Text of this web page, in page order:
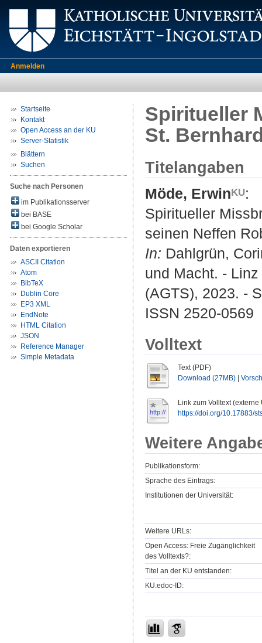
Anmelden
Startseite
Kontakt
Open Access an der KU
Server-Statistik
Blättern
Suchen
Suche nach Personen
im Publikationsserver
bei BASE
bei Google Scholar
Daten exportieren
ASCII Citation
Atom
BibTeX
Dublin Core
EP3 XML
EndNote
HTML Citation
JSON
Reference Manager
Simple Metadata
Spiritueller
St.
Titelangaben
Möde, Erwin
:
Spiritueller
seinen Neffen
In: Dahlgrün,
und Macht. -
(AGTS), 2023. -
ISSN 2520-0569
Volltext
Text (PDF)
Download (27MB)
Link zum Volltext (externe
https://doi.org/10.17883/
Weitere
Publikationsform:
Sprache des Eintrags:
Institutionen der Universität:
Weitere URLs:
Open Access: Freie Zugänglichkeit
des Volltexts?:
Titel an der KU entstanden:
KU.edoc-ID: